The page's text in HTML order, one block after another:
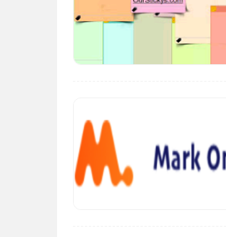
想要查找笔记，只需要点
十分简单，只需要点击先